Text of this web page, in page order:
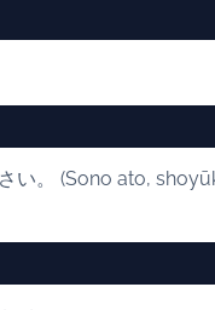
い。 (Sono ato,